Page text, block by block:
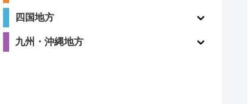
4.8
四国地方
九州・沖縄地方